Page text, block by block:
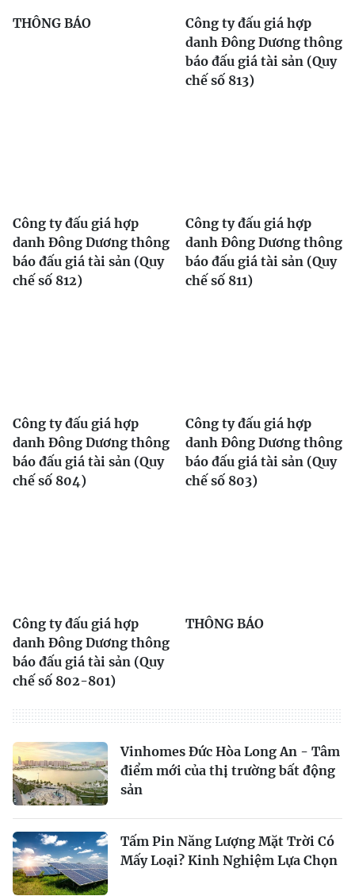
THÔNG BÁO
Công ty đấu giá hợp
danh Đông Dương thông
báo đấu giá tài sản (Quy
chế số 813)
Công ty đấu giá hợp
danh Đông Dương thông
báo đấu giá tài sản (Quy
chế số 812)
Công ty đấu giá hợp
danh Đông Dương thông
báo đấu giá tài sản (Quy
chế số 811)
Công ty đấu giá hợp
danh Đông Dương thông
báo đấu giá tài sản (Quy
chế số 804)
Công ty đấu giá hợp
danh Đông Dương thông
báo đấu giá tài sản (Quy
chế số 803)
Công ty đấu giá hợp
danh Đông Dương thông
báo đấu giá tài sản (Quy
chế số 802-801)
THÔNG BÁO
Vinhomes Đức Hòa Long An - Tâm
điểm mới của thị trường bất động
sản
Tấm Pin Năng Lượng Mặt Trời Có
Mấy Loại? Kinh Nghiệm Lựa Chọn